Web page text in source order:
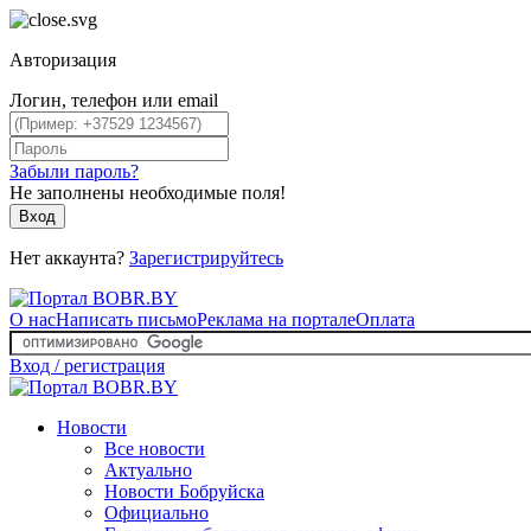
Авторизация
Логин, телефон или email
Забыли пароль?
Не заполнены необходимые поля!
Вход
Нет аккаунта? Зарегистрируйтесь
О насНаписать письмоРеклама на порталеОплата
Вход / регистрация
Новости
Все новости
Актуально
Новости Бобруйска
Официально